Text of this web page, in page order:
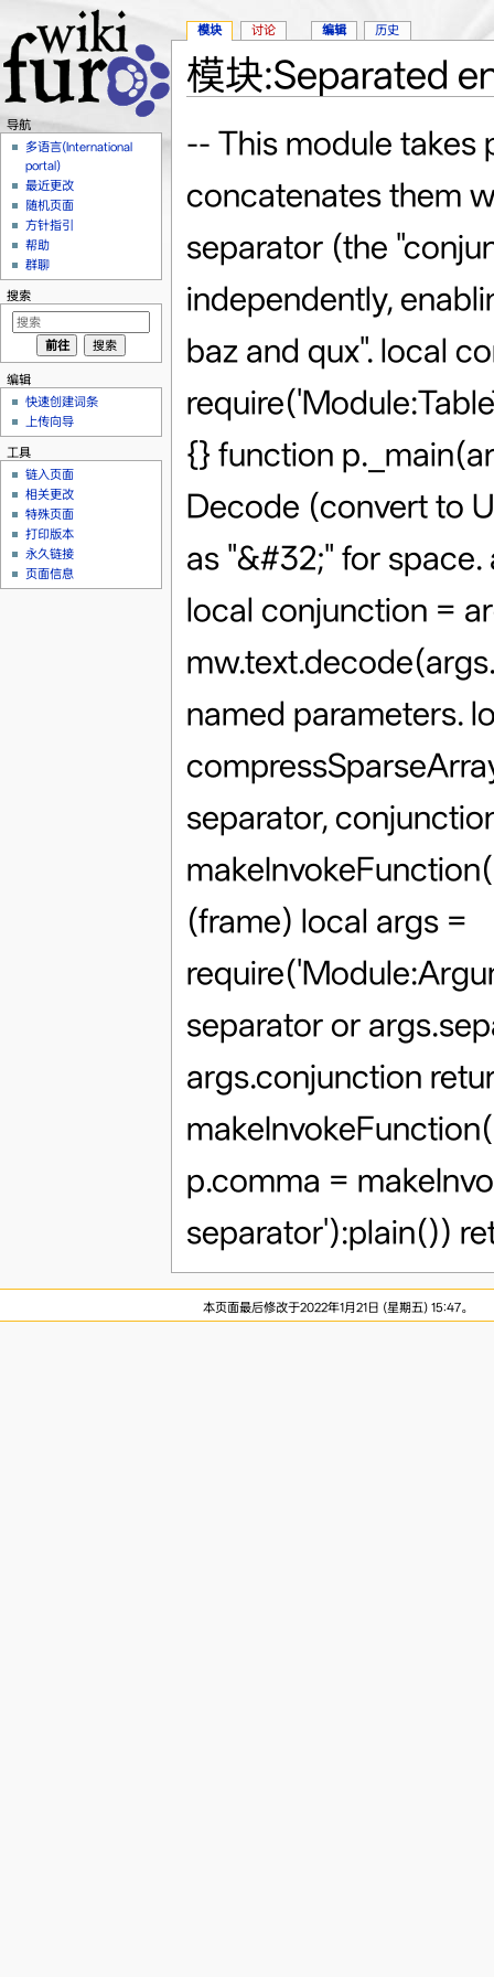
模块:Separated
-- This module takes
concatenates them
separator (the
independently,
baz and qux". local
{} function
Decode (convert to
as "&#32;" for
local conjunction =
named parameters.
separator,
(frame) local args =
separator or
args.conjunction
p.comma =
separator'):plain())
模块 讨论 编辑 历史
导航
多语言(International
portal)
最近更改
随机页面
方针指引
帮助
群聊
搜索
编辑
快速创建词条
上传向导
工具
链入页面
相关更改
特殊页面
打印版本
永久链接
页面信息
本页面最后修改于2022年1月21日 (星期五) 15:47。